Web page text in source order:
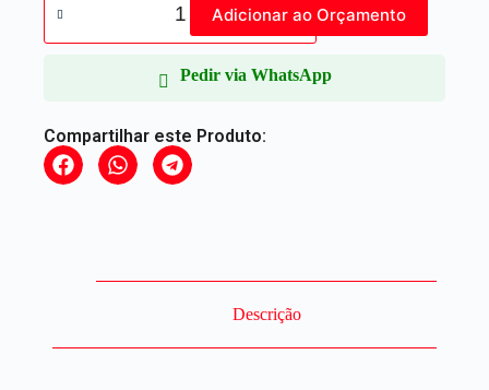
Adicionar ao Orçamento
Pedir via WhatsApp
Compartilhar este Produto:
Descrição